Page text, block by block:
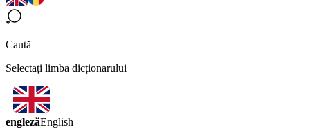
Caută
Selectați limba dicționarului
englezăEnglish